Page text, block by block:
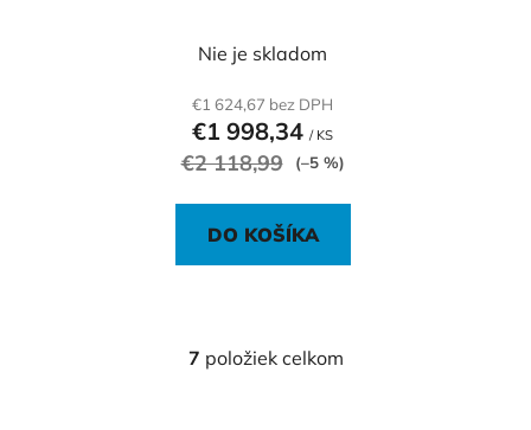
Nie je skladom
€1 624,67 bez DPH
€1 998,34 / KS
€2 118,99 (–5 %)
DO KOŠÍKA
O
7 položiek celkom